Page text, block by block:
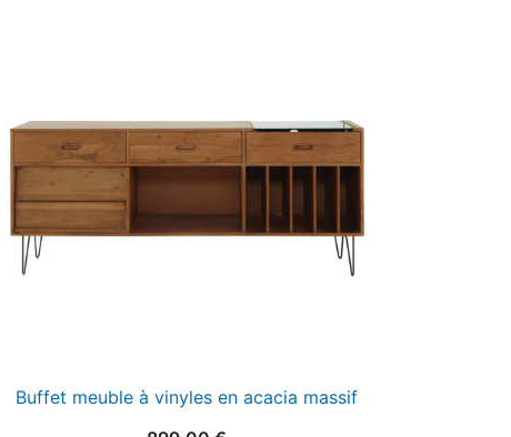
Buffet meuble à vinyles en acacia massif